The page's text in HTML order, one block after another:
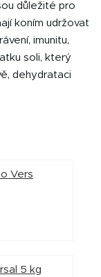
důležité pro
koním udržovat
imunitu,
soli, který
dehydrataci
Vers
5 kg